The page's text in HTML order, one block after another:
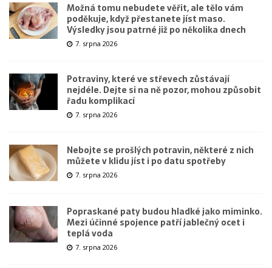
Možná tomu nebudete věřit, ale tělo vám
poděkuje, když přestanete jíst maso.
Výsledky jsou patrné již po několika dnech
7. srpna 2026
Potraviny, které ve střevech zůstávají
nejdéle. Dejte si na ně pozor, mohou způsobit
řadu komplikací
7. srpna 2026
Nebojte se prošlých potravin, některé z nich
můžete v klidu jíst i po datu spotřeby
7. srpna 2026
Popraskané paty budou hladké jako miminko.
Mezi účinné spojence patří jablečný ocet i
teplá voda
7. srpna 2026